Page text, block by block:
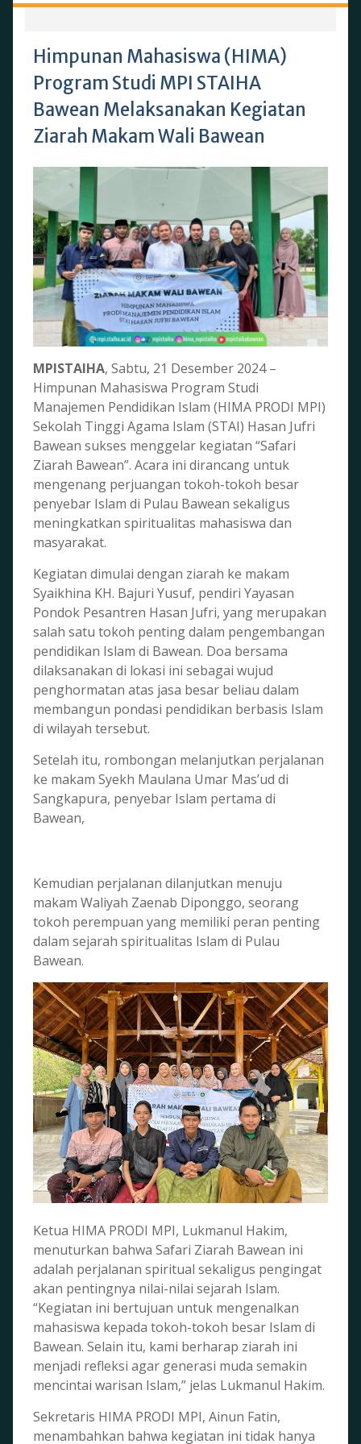
Himpunan Mahasiswa (HIMA)
Program Studi MPI STAIHA
Bawean Melaksanakan Kegiatan
Ziarah Makam Wali Bawean
MPISTAIHA, Sabtu, 21 Desember 2024 –
Himpunan Mahasiswa Program Studi
Manajemen Pendidikan Islam (HIMA PRODI MPI)
Sekolah Tinggi Agama Islam (STAI) Hasan Jufri
Bawean sukses menggelar kegiatan “Safari
Ziarah Bawean”. Acara ini dirancang untuk
mengenang perjuangan tokoh-tokoh besar
penyebar Islam di Pulau Bawean sekaligus
meningkatkan spiritualitas mahasiswa dan
masyarakat.
Kegiatan dimulai dengan ziarah ke makam
Syaikhina KH. Bajuri Yusuf, pendiri Yayasan
Pondok Pesantren Hasan Jufri, yang merupakan
salah satu tokoh penting dalam pengembangan
pendidikan Islam di Bawean. Doa bersama
dilaksanakan di lokasi ini sebagai wujud
penghormatan atas jasa besar beliau dalam
membangun pondasi pendidikan berbasis Islam
di wilayah tersebut.
Setelah itu, rombongan melanjutkan perjalanan
ke makam Syekh Maulana Umar Mas’ud di
Sangkapura, penyebar Islam pertama di
Bawean,
Kemudian perjalanan dilanjutkan menuju
makam Waliyah Zaenab Diponggo, seorang
tokoh perempuan yang memiliki peran penting
dalam sejarah spiritualitas Islam di Pulau
Bawean.
Ketua HIMA PRODI MPI, Lukmanul Hakim,
menuturkan bahwa Safari Ziarah Bawean ini
adalah perjalanan spiritual sekaligus pengingat
akan pentingnya nilai-nilai sejarah Islam.
“Kegiatan ini bertujuan untuk mengenalkan
mahasiswa kepada tokoh-tokoh besar Islam di
Bawean. Selain itu, kami berharap ziarah ini
menjadi refleksi agar generasi muda semakin
mencintai warisan Islam,” jelas Lukmanul Hakim.
Sekretaris HIMA PRODI MPI, Ainun Fatin,
menambahkan bahwa kegiatan ini tidak hanya